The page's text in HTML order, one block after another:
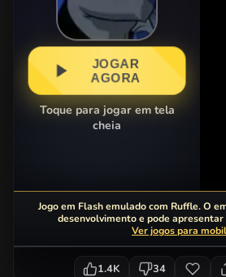
JOGAR
AGORA
Toque para jogar em tela
cheia
Jogo em Flash emulado com Ruffle. O
desenvolvimento e pode apresentar
Ver jogos para
1.4K 34